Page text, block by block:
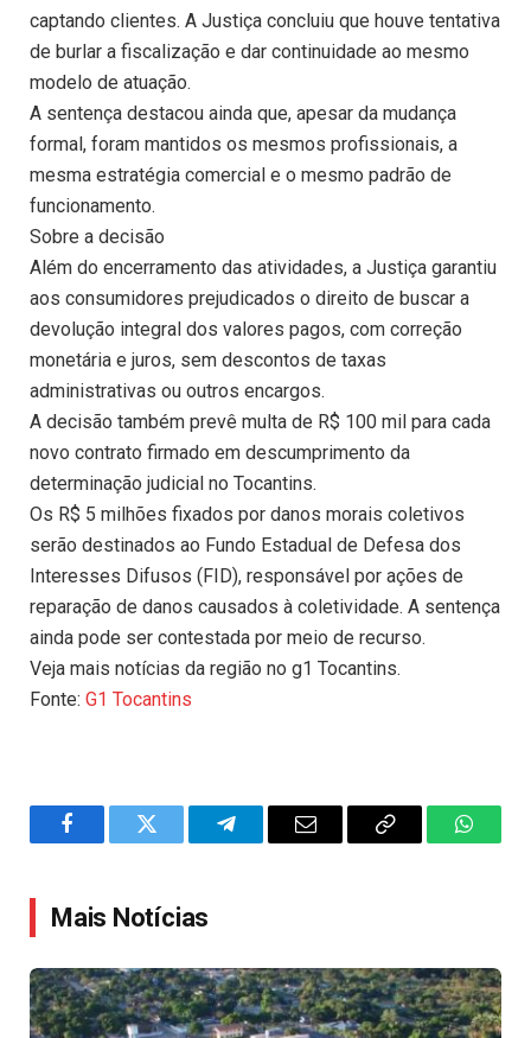
captando clientes. A Justiça concluiu que houve tentativa
de burlar a fiscalização e dar continuidade ao mesmo
modelo de atuação.
A sentença destacou ainda que, apesar da mudança
formal, foram mantidos os mesmos profissionais, a
mesma estratégia comercial e o mesmo padrão de
funcionamento.
Sobre a decisão
Além do encerramento das atividades, a Justiça garantiu
aos consumidores prejudicados o direito de buscar a
devolução integral dos valores pagos, com correção
monetária e juros, sem descontos de taxas
administrativas ou outros encargos.
A decisão também prevê multa de R$ 100 mil para cada
novo contrato firmado em descumprimento da
determinação judicial no Tocantins.
Os R$ 5 milhões fixados por danos morais coletivos
serão destinados ao Fundo Estadual de Defesa dos
Interesses Difusos (FID), responsável por ações de
reparação de danos causados à coletividade. A sentença
ainda pode ser contestada por meio de recurso.
Veja mais notícias da região no g1 Tocantins.
Fonte: G1 Tocantins
FacebookTwitter TelegramEmail
Copy
Mais Notícias